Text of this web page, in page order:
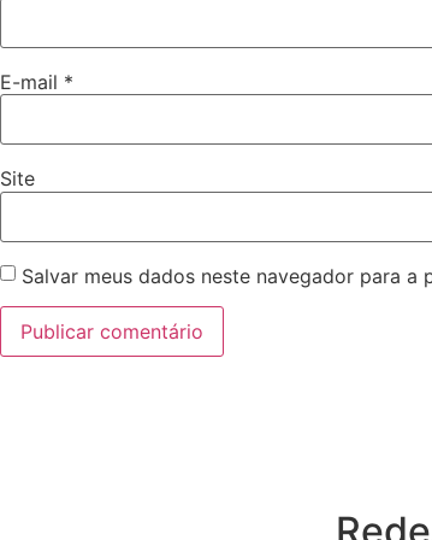
E-mail *
Site
Salvar meus dados neste navegador para a